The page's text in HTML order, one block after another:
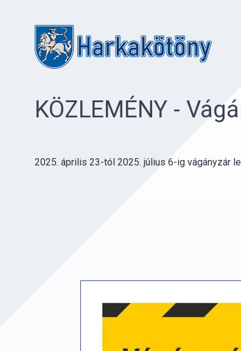
KÖZLEMÉNY -
2025. április 23-tól 2025. július 6-ig vágányzár